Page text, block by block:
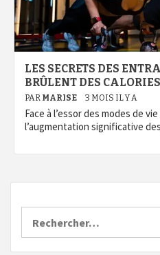
LES SECRETS DES
BRÛLENT DES
PAR MARISE 3 MOIS IL Y A
Face à l’essor des modes de
l’augmentation significative